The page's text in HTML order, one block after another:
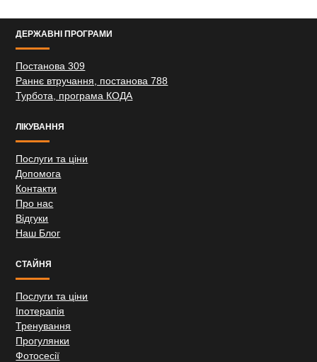
ДЕРЖАВНІ ПРОГРАМИ
Постанова 309
Раннє втручання, постанова 788
Турбота, програма КОДА
ЛІКУВАННЯ
Послуги та ціни
Допомога
Контакти
Про нас
Відгуки
Наш Блог
СТАЙНЯ
Послуги та ціни
Іпотерапія
Тренування
Прогулянки
Фотосесії